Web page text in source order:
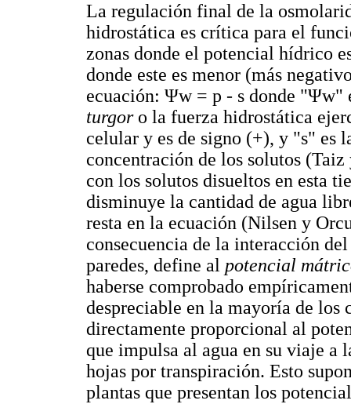
La regulación final de la
hidrostática es crítica para el
zonas donde el potencial hídrico
donde este es menor (más
ecuación: Ψw = p - s donde "Ψw"
turgoro la fuerza hidrostática
celular y es de signo (+), y "s" es
concentración de los solutos
con los solutos disueltos en esta
disminuye la cantidad de agua
resta en la ecuación (Nilsen y
consecuencia de la interacción
paredes, define al potencial
haberse comprobado
despreciable en la mayoría de los
directamente proporcional al
que impulsa al agua en su viaje a
hojas por transpiración. Esto
plantas que presentan los